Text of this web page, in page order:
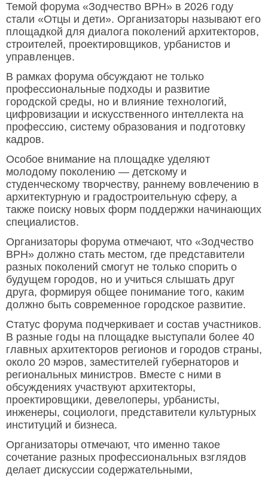
Темой форума «Зодчество ВРН» в 2026 году
стали «Отцы и дети». Организаторы называют его
площадкой для диалога поколений архитекторов,
строителей, проектировщиков, урбанистов и
управленцев.
В рамках форума обсуждают не только
профессиональные подходы и развитие
городской среды, но и влияние технологий,
цифровизации и искусственного интеллекта на
профессию, систему образования и подготовку
кадров.
Особое внимание на площадке уделяют
молодому поколению — детскому и
студенческому творчеству, раннему вовлечению в
архитектурную и градостроительную сферу, а
также поиску новых форм поддержки начинающих
специалистов.
Организаторы форума отмечают, что «Зодчество
ВРН» должно стать местом, где представители
разных поколений смогут не только спорить о
будущем городов, но и учиться слышать друг
друга, формируя общее понимание того, каким
должно быть современное городское развитие.
Статус форума подчеркивает и состав участников.
В разные годы на площадке выступали более 40
главных архитекторов регионов и городов страны,
около 20 мэров, заместителей губернаторов и
региональных министров. Вместе с ними в
обсуждениях участвуют архитекторы,
проектировщики, девелоперы, урбанисты,
инженеры, социологи, представители культурных
институций и бизнеса.
Организаторы отмечают, что именно такое
сочетание разных профессиональных взглядов
делает дискуссии содержательными,